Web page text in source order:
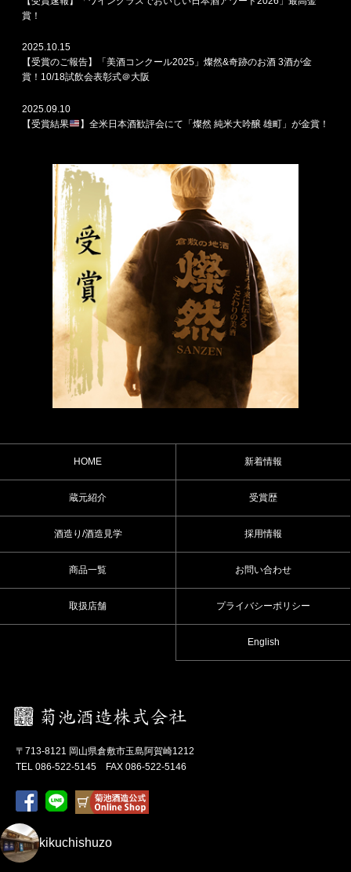
賞！
2025.10.15
【受賞のご報告】「美酒コンクール2025」燦然&奇跡のお酒 3酒が金
賞！10/18試飲会表彰式＠大阪
2025.09.10
【受賞結果
】全米日本酒歓評会にて「燦然 純米大吟醸 雄町」が金賞！
HOME
蔵元紹介
酒造り/酒造見学
商品一覧
取扱店舗
新着情報
受賞歴
採用情報
お問い合わせ
プライバシーポリシー
English
〒713-8121 岡山県倉敷市玉島阿賀崎1212
TEL 086-522-5145 FAX 086-522-5146
kikuchishuzo